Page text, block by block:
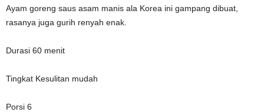
Ayam goreng saus asam manis ala Korea ini gampang dibuat,
rasanya juga gurih renyah enak.
Durasi 60 menit
Tingkat Kesulitan mudah
Porsi 6